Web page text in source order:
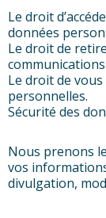
Le droit
données
Le droit de
Le droit de
personnelles.
Sécurité des
Nous prenons
vos
divulgation,